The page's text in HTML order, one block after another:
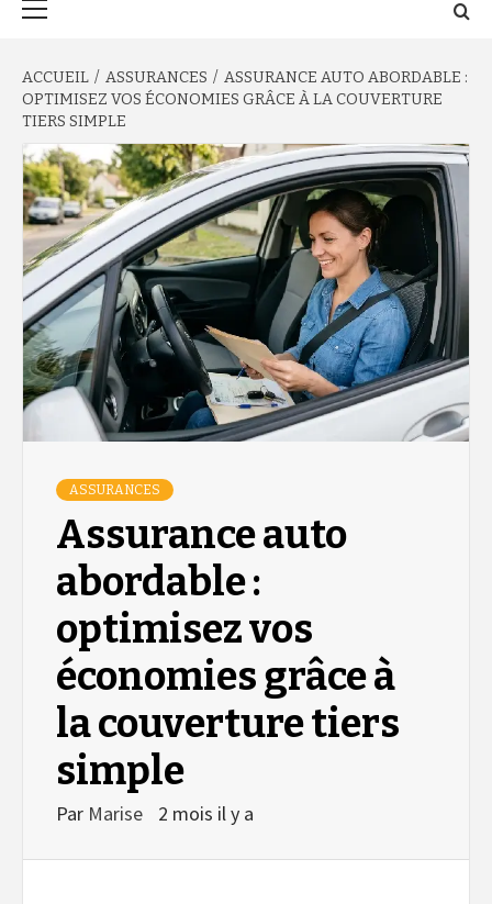
ACCUEIL ASSURANCES
ASSURANCE AUTO ABORDABLE :
OPTIMISEZ VOS ÉCONOMIES GRÂCE À LA COUVERTURE
TIERS SIMPLE
ASSURANCES
Assurance auto
abordable :
optimisez vos
économies grâce à
la couverture tiers
simple
Par Marise 2 mois il y a